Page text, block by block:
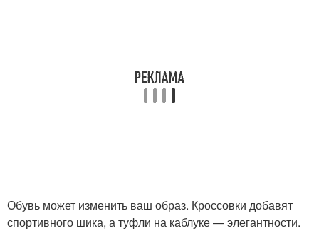
Обувь может изменить ваш образ. Кроссовки добавят
спортивного шика, а туфли на каблуке — элегантности.